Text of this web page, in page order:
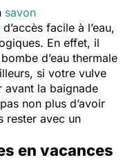
savon
facile à l’eau,
En effet, il
d’eau thermale
si votre vulve
la baignade
non plus d’avoir
rester avec un
en vacances